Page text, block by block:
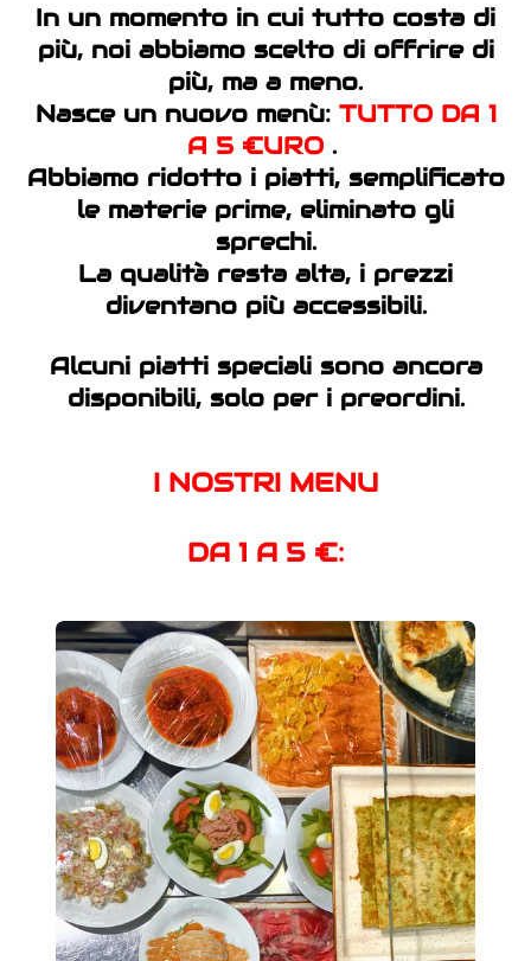
In un momento in cui tutto costa di
più, noi abbiamo scelto di offrire di
più, ma a meno.
Nasce un nuovo menù: TUTTO DA 1
A 5 €URO.
Abbiamo ridotto i piatti, semplificato
le materie prime, eliminato gli
sprechi.
La qualità resta alta, i prezzi
diventano più accessibili.
Alcuni piatti speciali sono ancora
disponibili, solo per i preordini.
I NOSTRI MENU
DA 1 A 5 €: